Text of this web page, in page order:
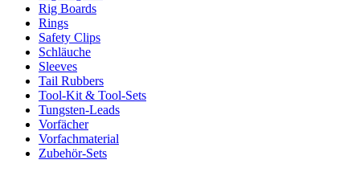
Rig Boards
Rings
Safety Clips
Schläuche
Sleeves
Tail Rubbers
Tool-Kit & Tool-Sets
Tungsten-Leads
Vorfächer
Vorfachmaterial
Zubehör-Sets